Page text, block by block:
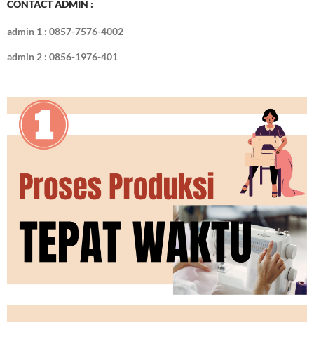
CONTACT ADMIN :
admin 1 : 0857-7576-4002
admin 2 : 0856-1976-401